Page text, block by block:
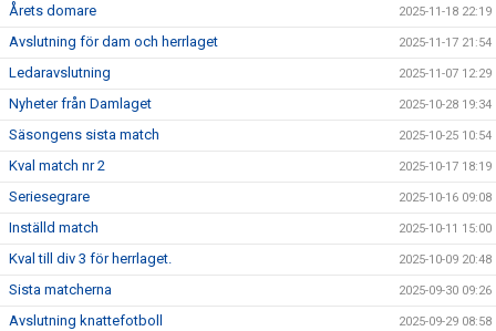
Årets domare 2025-11-18 22:19
Avslutning för dam och herrlaget 2025-11-17 21:54
Ledaravslutning 2025-11-07 12:29
Nyheter från Damlaget 2025-10-28 19:34
Säsongens sista match 2025-10-25 10:54
Kval match nr 2 2025-10-17 18:19
Seriesegrare 2025-10-16 09:08
Inställd match 2025-10-11 15:00
Kval till div 3 för herrlaget. 2025-10-09 20:48
Sista matcherna 2025-09-30 09:26
Avslutning knattefotboll 2025-09-29 08:58